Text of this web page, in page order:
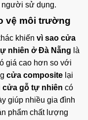
người sử dụng.
vệ môi trường
khiến vì sao cửa
nhiên ở Đà Nẵng là
giá cao hơn so với
cửa composite lại
cửa gỗ tự nhiên có
giúp nhiều gia đình
phẩm chất lượng